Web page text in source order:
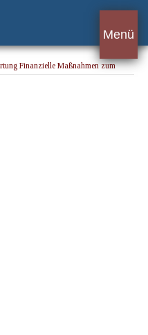
Menü
Finanzielle Maßnahmen zum